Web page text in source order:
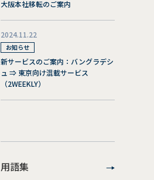
大阪本社移転のご案内
2024.11.22
お知らせ
新サービスのご案内：バングラデシ
ュ ⇒ 東京向け混載サービス
（2WEEKLY）
用語集